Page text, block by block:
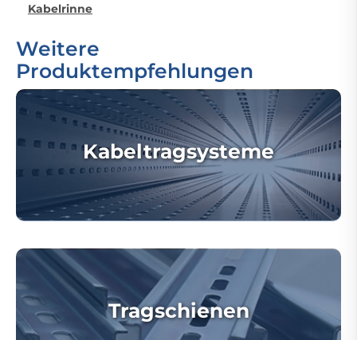
Kabelrinne
Weitere
Produktempfehlungen
Kabeltragsysteme
Tragschienen